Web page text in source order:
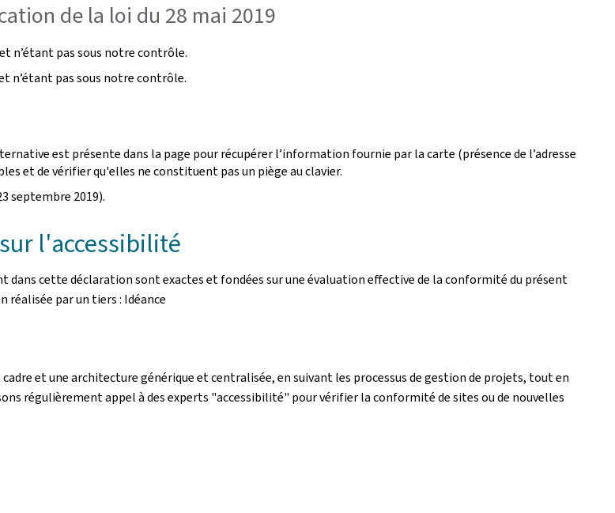
de la loi du 28 mai 2019
n’étant pas sous notre contrôle.
n’étant pas sous notre contrôle.
est présente dans la page pour récupérer l’information fournie par la carte (présence de l’adresse
et de vérifier qu'elles ne constituent pas un piège au clavier.
septembre 2019).
l'accessibilité
dans cette déclaration sont exactes et fondées sur une évaluation effective de la conformité du présent
réalisée par un tiers : Idéance
et une architecture générique et centralisée, en suivant les processus de gestion de projets, tout en
régulièrement appel à des experts "accessibilité" pour vérifier la conformité de sites ou de nouvelles